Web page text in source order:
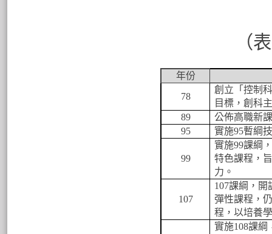
（
年份
78
創立「控制
目標，創科
89
公佈高職新
95
實施95暫綱
99
實施99課綱
特色課程 ，
力 。
107
107課綱 ， 開
彈性課程 ，
程 ，以培養
實施108課綱